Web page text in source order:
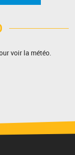
voir la météo.